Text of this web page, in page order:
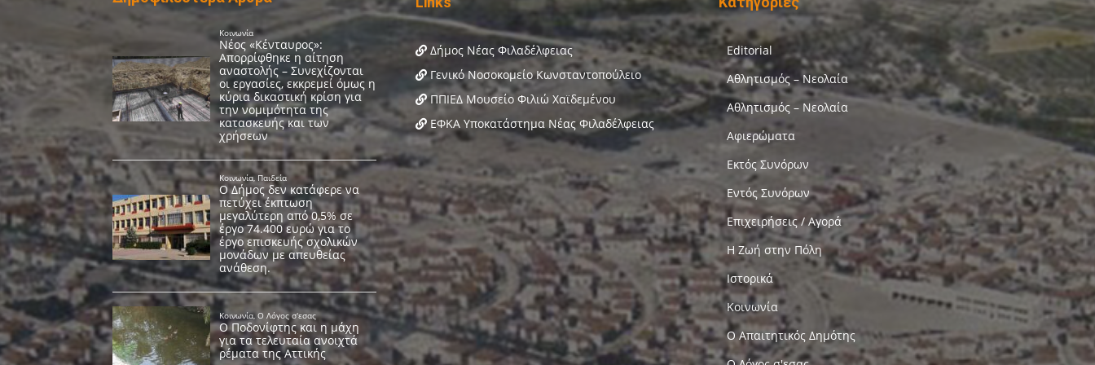
Δήμος Νέας Φιλαδέλφειας
Γενικό Νοσοκομείο Κωνσταντοπούλειο
ΠΠΙΕΔ Μουσείο Φιλιώ Χαϊδεμένου
ΕΦΚΑ Υποκατάστημα Νέας Φιλαδέλφειας
Editorial
Αθλητισμός – Νεολαία
Αθλητισμός – Νεολαία
Αφιερώματα
Εκτός Συνόρων
Εντός Συνόρων
Επιχειρήσεις / Αγορά
Η Ζωή στην Πόλη
Ιστορικά
Κοινωνία
Ο Απαιτητικός Δημότης